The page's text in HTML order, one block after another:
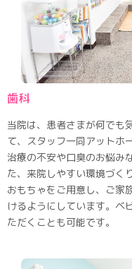
歯科
当院は、患者さまが何でも
て、スタッフ一同アットホ
治療の不安や口臭のお悩み
た、来院しやすい環境づく
おもちゃをご用意し、ご家
けるようにしています。ベ
ただくことも可能です。